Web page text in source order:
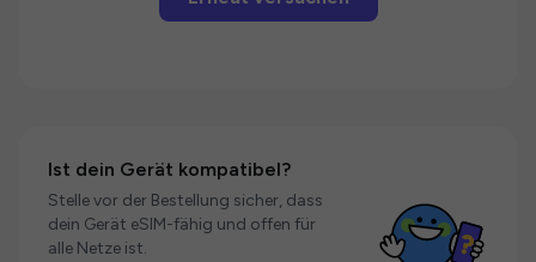
Ist dein Gerät kompatibel?
Stelle vor der Bestellung sicher, dass
dein Gerät eSIM-fähig und offen für
alle Netze ist.